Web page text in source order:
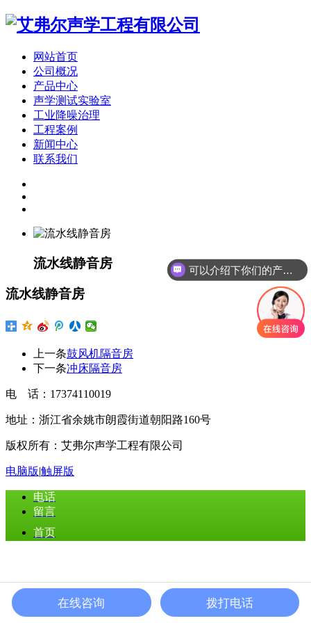
网站首页
公司概况
产品中心
声学测试实验室
工业降噪治理
工程案例
新闻中心
联系我们
流水线静音房
流水线静音房
上一条鼓风机隔音房
下一条冲床隔音房
电 话：17374110019
地址：浙江省余姚市朗霞街道朝阳路160号
版权所有：艾弗尔声学工程有限公司
电脑版|触屏版
电话
留言
首页
可以介绍下你们的产品么
在线咨询 拨打电话